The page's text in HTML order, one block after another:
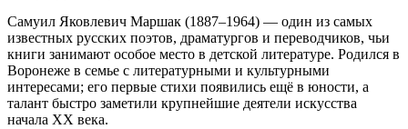
Самуил Яковлевич Маршак (1887–1964) — один из самых
известных русских поэтов, драматургов и переводчиков, чьи
книги занимают особое место в детской литературе. Родился в
Воронеже в семье с литературными и культурными
интересами; его первые стихи появились ещё в юности, а
талант быстро заметили крупнейшие деятели искусства
начала XX века.